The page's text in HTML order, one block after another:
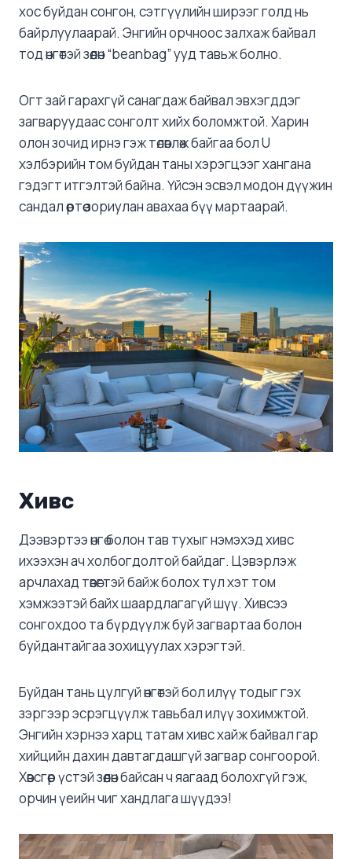
хос буйдан сонгон, сэтгүүлийн ширээг голд нь
байрлуулаарай. Энгийн орчноос залхаж байвал
тод өнгөтэй зөөлөн “beanbag” ууд тавьж болно.
Огт зай гарахгүй санагдаж байвал эвхэгддэг
загваруудаас сонголт хийх боломжтой. Харин
олон зочид ирнэ гэж төлөвлөж байгаа бол U
хэлбэрийн том буйдан таны хэрэгцээг хангана
гэдэгт итгэлтэй байна. Үйсэн эсвэл модон дүүжин
сандал өөртөө зориулан авахаа бүү мартаарай.
Хивс
Дээвэртээ өнгө болон тав тухыг нэмэхэд хивс
ихээхэн ач холбогдолтой байдаг. Цэвэрлэж
арчлахад төвөгтэй байж болох тул хэт том
хэмжээтэй байх шаардлагагүй шүү. Хивсээ
сонгохдоо та бүрдүүлж буй загвартаа болон
буйдантайгаа зохицуулах хэрэгтэй.
Буйдан тань цулгуй өнгөтэй бол илүү тодыг гэх
зэргээр эсрэгцүүлж тавьбал илүү зохимжтой.
Энгийн хэрнээ харц татам хивс хайж байвал гар
хийцийн дахин давтагдашгүй загвар сонгоорой.
Хөвсгөр үстэй зөөлөн байсан ч яагаад болохгүй гэж,
орчин үеийн чиг хандлага шүүдээ!